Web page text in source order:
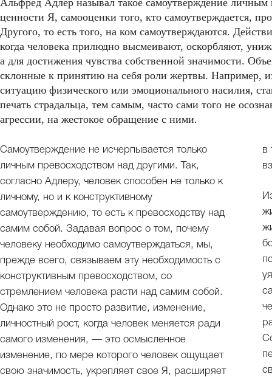
ценности Я, самооценки того, кто самоутверждается,
Другого, то есть того, на ком самоутверждаются.
когда человека прилюдно высмеивают, оскорбляют,
а для достижения чувства собственной значимости.
склонные к принятию на себя роли жертвы. Например,
ситуацию физического или эмоционального насилия,
печать страдальца, тем самым, часто сами того не
агрессии, на жестокое обращение с ними.
Самоутверждение не исчерпывается только
личным превосходством над другими. Так,
согласно Адлеру, человек способен не только к
личному, но и к конструктивному
самоутверждению, то есть к превосходству над
самим собой. Задавая вопрос о том, почему
человеку необходимо самоутверждаться, мы,
прежде всего, связываем эту необходимость с
конструктивным превосходством, со
стремлением человека расти над самим собой.
Однако это не просто развитие, изменение,
личностный рост, когда человек меняется ради
самого изменения, — это осмысленное
изменение, по мере которого человек ощущает
свою значимость, укрепляет свое Я, расширяет
в